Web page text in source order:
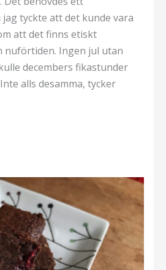
tyckte att det kunde vara
att det finns etiskt
nuförtiden. Ingen jul utan
decembers fikastunder
alls desamma, tycker